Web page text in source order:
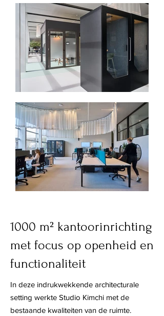
1000 m² kantoorinrichting
met focus op openheid en
functionaliteit
In deze indrukwekkende architecturale
setting werkte Studio Kimchi met de
bestaande kwaliteiten van de ruimte.